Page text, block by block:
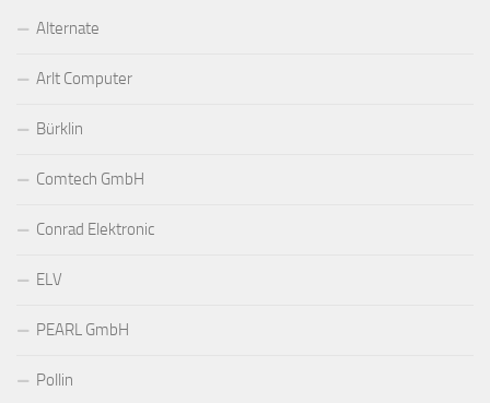
Alternate
Arlt Computer
Bürklin
Comtech GmbH
Conrad Elektronic
ELV
PEARL GmbH
Pollin